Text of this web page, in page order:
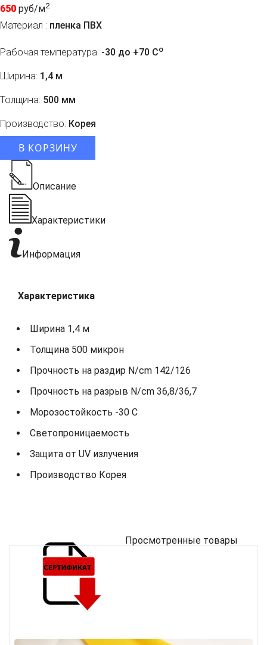
650 руб/м2
Материал : пленка ПВХ
Рабочая температура: -30 до +70 Co
Ширина: 1,4 м
Толщина: 500 мм
Производство: Корея
В КОРЗИНУ
Описание
Характеристики
Информация
Характеристика
Ширина 1,4 м
Толщина 500 микрон
Прочность на раздир N/cm 142/126
Прочность на разрыв N/cm 36,8/36,7
Морозостойкость -30 С
Светопроницаемость
Защита от UV излучения
Производство Корея
Просмотренные товары